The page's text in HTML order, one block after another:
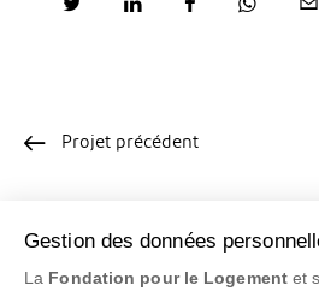
Gestion des données
La Fondation pour le Logementet
Projet précédent
Vous pourriez
découvrir